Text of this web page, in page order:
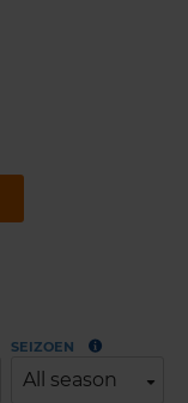
SEIZOEN
All season